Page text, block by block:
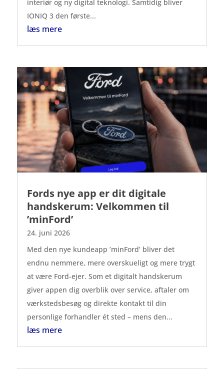
interiør og ny digital teknologi. Samtidig bliver
IONIQ 3 den første...
læs mere
Fords nye app er dit digitale
handskerum: Velkommen til
’minFord’
24. juni 2026
Med den nye kundeapp ’minFord’ bliver det
endnu nemmere, mere overskueligt og mere trygt
at være Ford-ejer. Som et digitalt handskerum
giver appen dig overblik over service, aftaler om
værkstedsbesøg og direkte kontakt til din
personlige forhandler ét sted – mens den...
læs mere